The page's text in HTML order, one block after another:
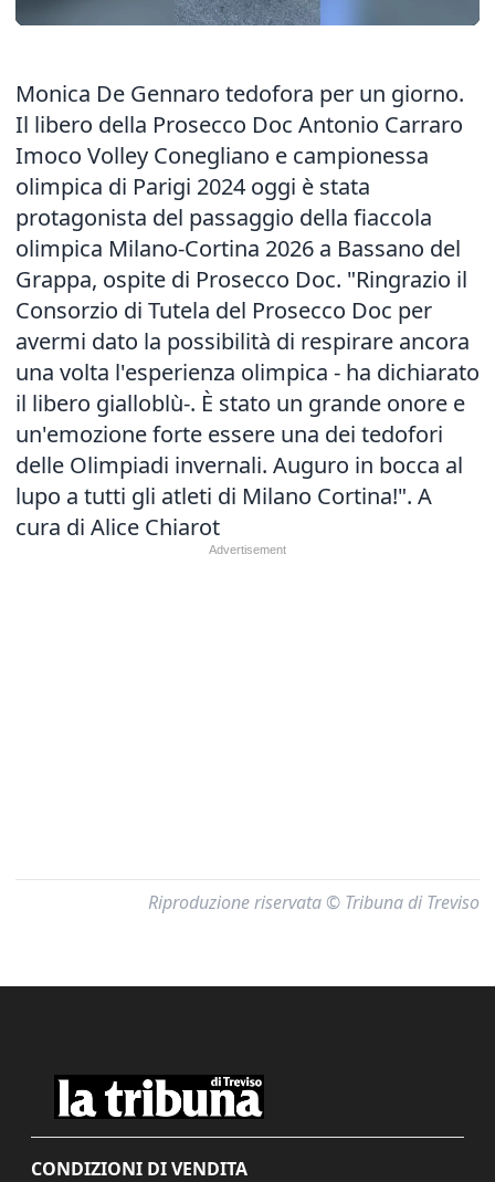
Monica De Gennaro tedofora per un giorno.
Il libero della Prosecco Doc Antonio Carraro
Imoco Volley Conegliano e campionessa
olimpica di Parigi 2024 oggi è stata
protagonista del passaggio della fiaccola
olimpica Milano-Cortina 2026 a Bassano del
Grappa, ospite di Prosecco Doc. "Ringrazio il
Consorzio di Tutela del Prosecco Doc per
avermi dato la possibilità di respirare ancora
una volta l'esperienza olimpica - ha dichiarato
il libero gialloblù-. È stato un grande onore e
un'emozione forte essere una dei tedofori
delle Olimpiadi invernali. Auguro in bocca al
lupo a tutti gli atleti di Milano Cortina!". A
cura di Alice Chiarot
Riproduzione riservata © Tribuna di Treviso
CONDIZIONI DI VENDITA